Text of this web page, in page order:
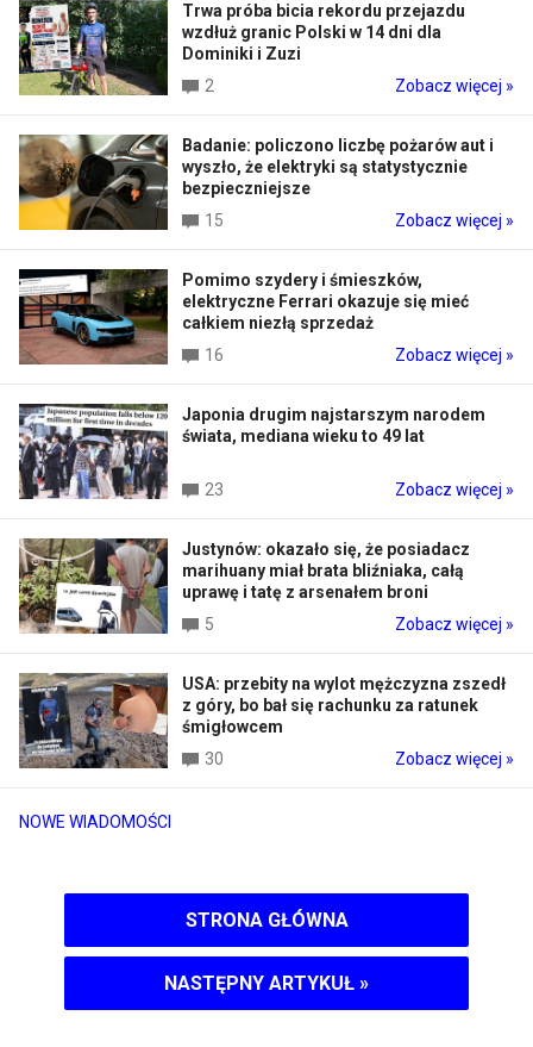
NOWE WIADOMOŚCI
Trwa próba bicia rekordu przejazdu
wzdłuż granic Polski w 14 dni dla
Dominiki i Zuzi
2
Zobacz więcej »
Badanie: policzono liczbę pożarów aut i
wyszło, że elektryki są statystycznie
bezpieczniejsze
15
Zobacz więcej »
Pomimo szydery i śmieszków,
elektryczne Ferrari okazuje się mieć
całkiem niezłą sprzedaż
16
Zobacz więcej »
Japonia drugim najstarszym narodem
świata, mediana wieku to 49 lat
23 Zobacz więcej »
Justynów: okazało się, że posiadacz
marihuany miał brata bliźniaka, całą
uprawę i tatę z arsenałem broni
5
Zobacz więcej »
USA: przebity na wylot mężczyzna zszedł
z góry, bo bał się rachunku za ratunek
śmigłowcem
30
Zobacz więcej »
STRONA GŁÓWNA
NASTĘPNY ARTYKUŁ »